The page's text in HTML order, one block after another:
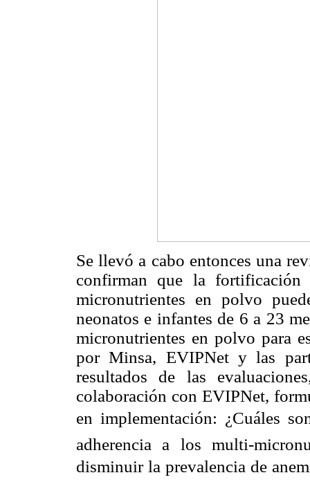
Se llevó a cabo entonces una
confirman que la
micronutrientes en polvo
neonatos e infantes de 6 a 23
micronutrientes en polvo para
por Minsa, EVIPNet y las
resultados de las
colaboración con EVIPNet,
en implementación: ¿Cuáles
adherencia a los multi-
disminuir la prevalencia de